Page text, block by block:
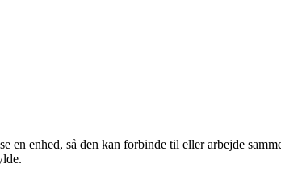
en enhed, så den kan forbinde til eller arbejde